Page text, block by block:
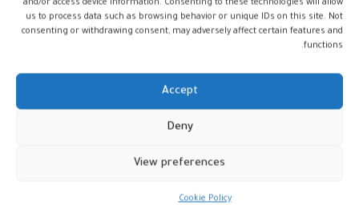
and/or access device information. Consenting to these technologies will allow
us to process data such as browsing behavior or unique IDs on this site. Not
consenting or withdrawing consent, may adversely affect certain features and
functions.
Accept
Deny
View preferences
Cookie Policy
لغز العمر الطويل: لماذا تعيش